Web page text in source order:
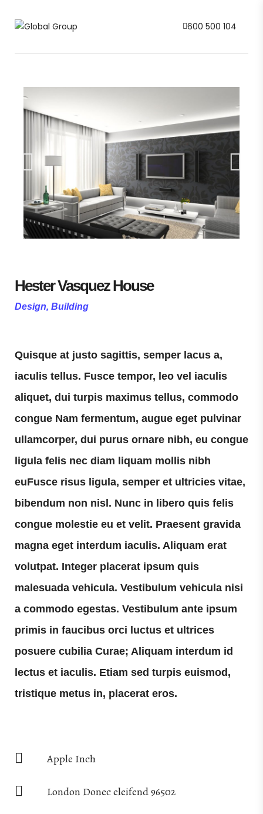
600 500 104
Hester Vasquez House
Design, Building
Quisque at justo sagittis, semper lacus a,
iaculis tellus. Fusce tempor, leo vel iaculis
aliquet, dui turpis maximus tellus, commodo
congue Nam fermentum, augue eget pulvinar
ullamcorper, dui purus ornare nibh, eu congue
ligula felis nec diam liquam mollis nibh
euFusce risus ligula, semper et ultricies vitae,
bibendum non nisl. Nunc in libero quis felis
congue molestie eu et velit. Praesent gravida
magna eget interdum iaculis. Aliquam erat
volutpat. Integer placerat ipsum quis
malesuada vehicula. Vestibulum vehicula nisi
a commodo egestas. Vestibulum ante ipsum
primis in faucibus orci luctus et ultrices
posuere cubilia Curae; Aliquam interdum id
lectus et iaculis. Etiam sed turpis euismod,
tristique metus in, placerat eros.
Apple Inch
London Donec eleifend 96502